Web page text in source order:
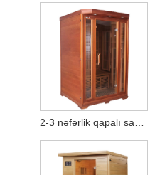
2-3 nəfərlik qapalı sauna